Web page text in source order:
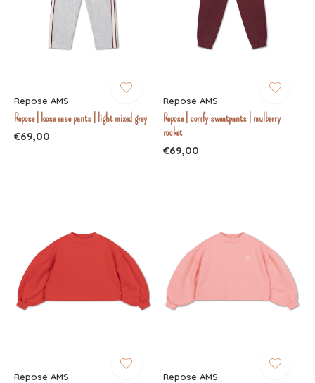
Repose AMS
Repose | loose ease pants | light mixed grey
€69,00
Repose AMS
Repose | comfy sweatpants | mulberry
rocket
€69,00
Repose AMS Repose AMS